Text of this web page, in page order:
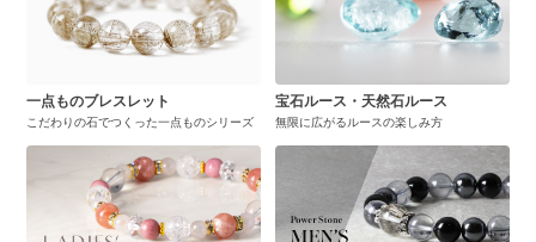
一点ものブレスレット
こだわりの石でつくった一点ものシリーズ
宝石ルース・天然石ルース
無限に広がるルースの楽しみ方